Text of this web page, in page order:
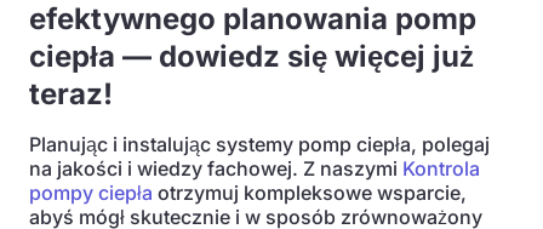
efektywnego planowania pomp
ciepła — dowiedz się więcej już
teraz!
Planując i instalując systemy pomp ciepła, polegaj
na jakości i wiedzy fachowej. Z naszymi Kontrola
pompy ciepła otrzymuj kompleksowe wsparcie,
abyś mógł skutecznie i w sposób zrównoważony